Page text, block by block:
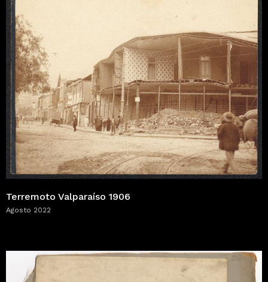
Terremoto Valparaíso 1906
Agosto 2022